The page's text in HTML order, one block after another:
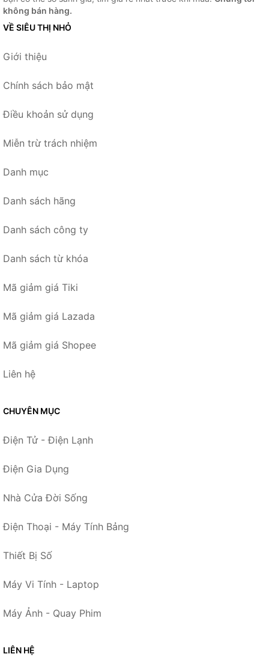
không bán hàng.
VỀ SIÊU THỊ NHỎ
Giới thiệu
Chính sách bảo mật
Điều khoản sử dụng
Miễn trừ trách nhiệm
Danh mục
Danh sách hãng
Danh sách công ty
Danh sách từ khóa
Mã giảm giá Tiki
Mã giảm giá Lazada
Mã giảm giá Shopee
Liên hệ
CHUYÊN MỤC
Điện Tử - Điện Lạnh
Điện Gia Dụng
Nhà Cửa Đời Sống
Điện Thoại - Máy Tính Bảng
Thiết Bị Số
Máy Vi Tính - Laptop
Máy Ảnh - Quay Phim
LIÊN HỆ